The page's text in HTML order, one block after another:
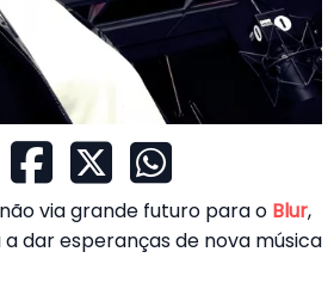
via grande futuro para o Blur,
dar esperanças de nova música